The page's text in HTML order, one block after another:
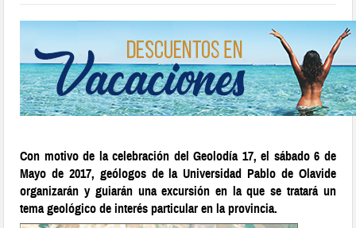
Con motivo de la celebración del Geolodía 17, el sábado 6 de
Mayo de 2017, geólogos de la Universidad Pablo de Olavide
organizarán y guiarán una excursión en la que se tratará un
tema geológico de interés particular en la provincia.